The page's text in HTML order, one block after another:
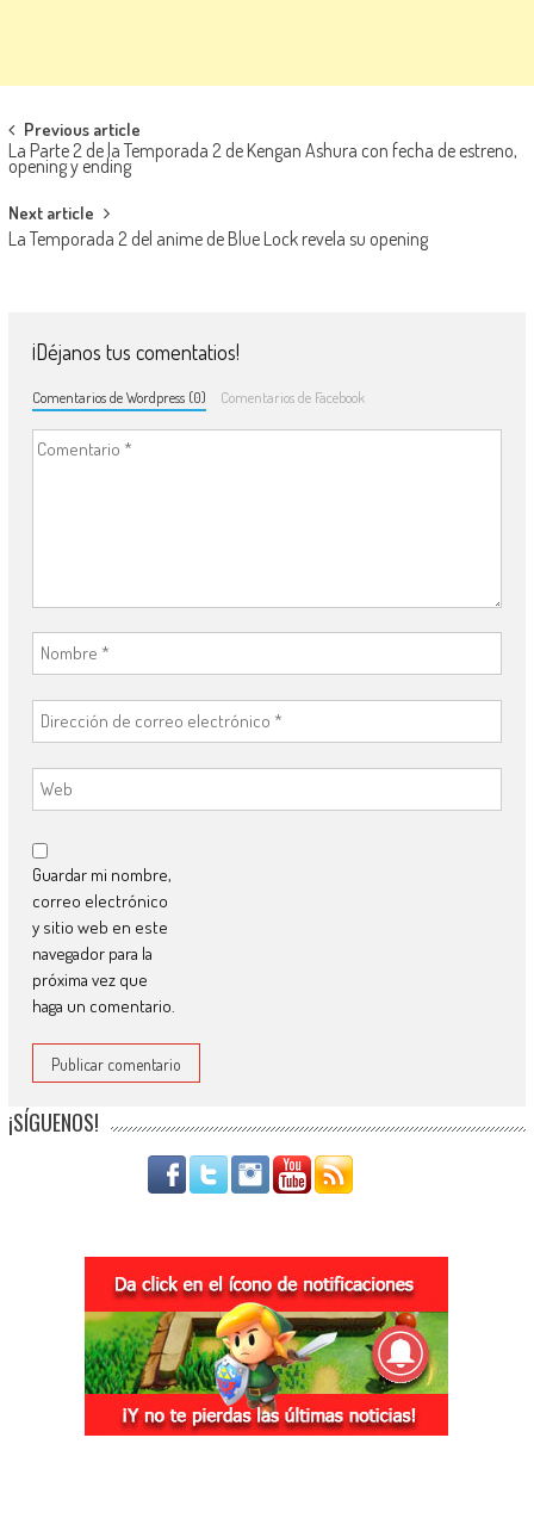
Navegación de entradas
Previous article
La Parte 2 de la Temporada 2 de Kengan Ashura con fecha de estreno,
opening y ending
Next article
La Temporada 2 del anime de Blue Lock revela su opening
¡Déjanos tus comentatios!
Comentarios de Wordpress (0) Comentarios de Facebook
Guardar mi nombre,
correo electrónico
y sitio web en este
navegador para la
próxima vez que
haga un comentario.
¡SÍGUENOS!